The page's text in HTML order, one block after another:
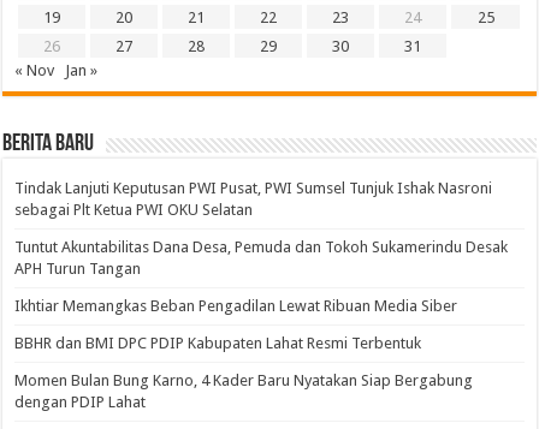
19
20 21 22 23 24
25
26
27 28 29 30
31
« Nov
Jan »
BERITA BARU
Tindak Lanjuti Keputusan PWI Pusat, PWI Sumsel Tunjuk Ishak Nasroni
sebagai Plt Ketua PWI OKU Selatan
Tuntut Akuntabilitas Dana Desa, Pemuda dan Tokoh Sukamerindu Desak
APH Turun Tangan
Ikhtiar Memangkas Beban Pengadilan Lewat Ribuan Media Siber
BBHR dan BMI DPC PDIP Kabupaten Lahat Resmi Terbentuk
Momen Bulan Bung Karno, 4 Kader Baru Nyatakan Siap Bergabung
dengan PDIP Lahat